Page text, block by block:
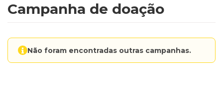
Campanha de doação
Não foram encontradas outras campanhas.